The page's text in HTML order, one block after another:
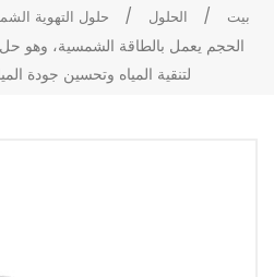
بيت / الحلول / حلول التهوية
الحجم يعمل بالطاقة الشمسية، وهو
لتنقية المياه وتحسين جودة